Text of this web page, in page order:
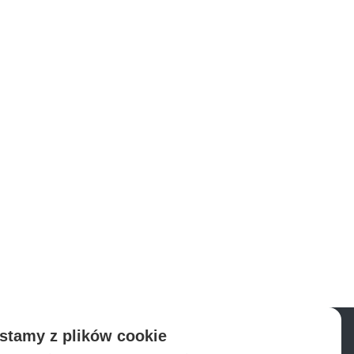
z plików cookie